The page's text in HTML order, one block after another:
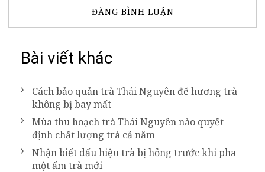
Bài viết khác
Cách bảo quản trà Thái Nguyên để hương trà
không bị bay mất
Mùa thu hoạch trà Thái Nguyên nào quyết
định chất lượng trà cả năm
Nhận biết dấu hiệu trà bị hỏng trước khi pha
một ấm trà mới